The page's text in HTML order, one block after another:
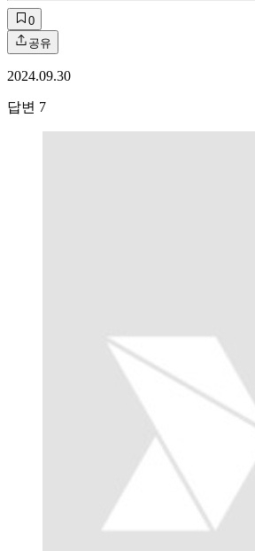
0
공유
2024.09.30
답변 7